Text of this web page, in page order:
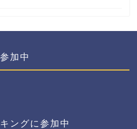
加中
ングに参加中